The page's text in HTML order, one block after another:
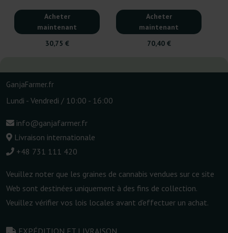
Acheter
maintenant
30,75 €
Acheter
maintenant
70,40 €
GanjaFarmer.fr
Lundi - Vendredi / 10:00 - 16:00
info@ganjafarmer.fr
Livraison internationale
+48 731 111 420
Veuillez noter que les graines de cannabis vendues sur ce site
Web sont destinées uniquement à des fins de collection.
Veuillez vérifier vos lois locales avant d'effectuer un achat.
EXPÉDITION ET LIVRAISON